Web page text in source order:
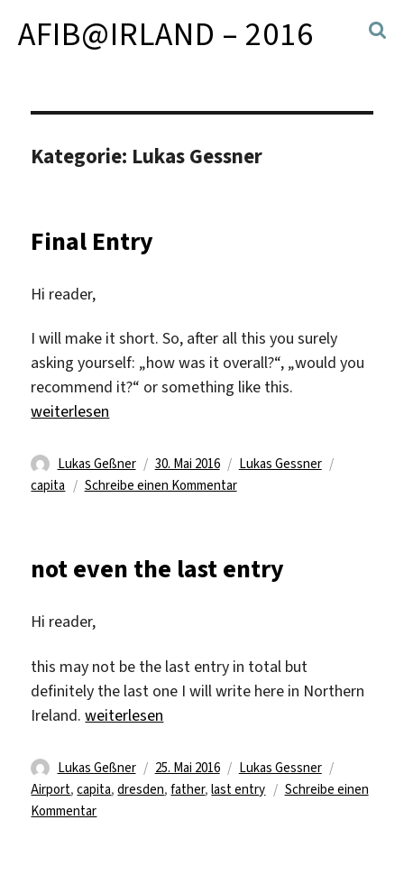
AFIB@IRLAND – 2016
Kategorie: Lukas Gessner
Final Entry
Hi reader,
I will make it short. So, after all this you surely
asking yourself: „how was it overall?“, „would you
recommend it?“ or something like this.
„Final Entry“
weiterlesen
Autor
Lukas Geßner
Veröffentlicht
am
30. Mai 2016 Kategorien
Lukas Gessner
capita
Schreibe einen Kommentarzu
not even the last entry
Hi reader,
this may not be the last entry in total but
definitely the last one I will write here in Northern
Ireland.„not even the last entry“
weiterlesen
Autor
Lukas Geßner
Veröffentlicht
am
25. Mai 2016 Kategorien
Lukas Gessner
Airport,capita,dresden,father,last entry
Schreibe einen
Kommentarzu